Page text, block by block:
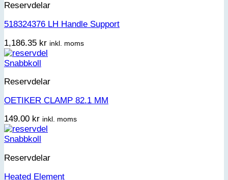
Reservdelar
518324376 LH Handle Support
1,186.35 kr inkl. moms
Snabbkoll
Reservdelar
OETIKER CLAMP 82.1 MM
149.00 kr inkl. moms
Snabbkoll
Reservdelar
Heated Element